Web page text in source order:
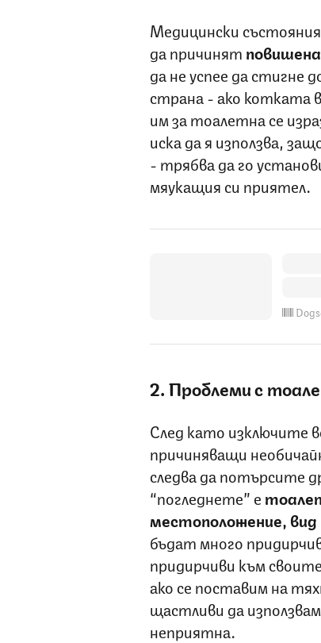
Медицински
да причинят
да не успее да стигне
страна - ако котката
им за тоалетна се
иска да я използва,
- трябва да го
мяукащия си приятел.
2. Проблеми с
След като изключите
причиняващи
следва да потърсите
“погледнете” е
местоположение,
бъдат много
придирчиви към
ако се поставим на
щастливи да
неприятна.